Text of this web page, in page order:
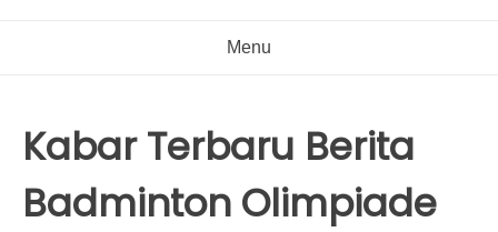
Menu
Kabar Terbaru Berita
Badminton Olimpiade